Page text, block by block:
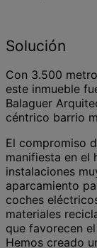
Solución
Con 3.500
este inmueble
Balaguer
céntrico barrio
El compromiso
manifiesta en el
instalaciones
aparcamiento
coches
materiales
que favorecen
Hemos creado